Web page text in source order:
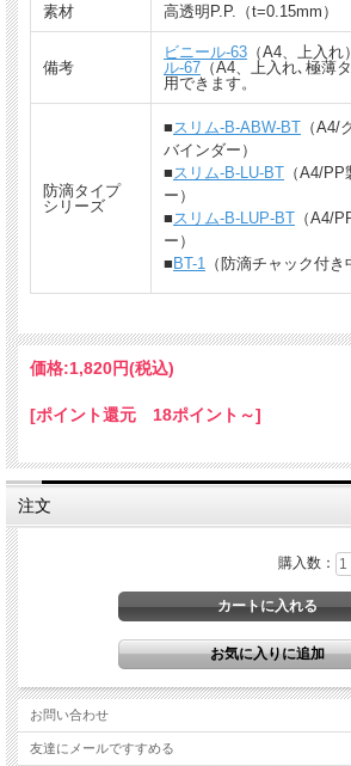
頂けます。（セット許容枚数：8枚）
★防水仕様ではありませんので、水没・長時間の水濡
があります。
素材 高透明P.P.（t=0.15mm）
備考
ビニール-63 （A4、上入れ
ル-67 （A4、上入れ､極薄
用できます。
防滴タイプ
シリーズ
■ スリム-B-ABW-BT （A4/
バインダー）
■ スリム-B-LU-BT （A4/
ー）
■ スリム-B-LUP-BT （A4/
ー）
■ BT-1 （防滴チャック付き
価格:1,820円(税込)
[ポイント還元 18ポイント～]
注文
購入数：
お問い合わせ
友達にメールですすめる